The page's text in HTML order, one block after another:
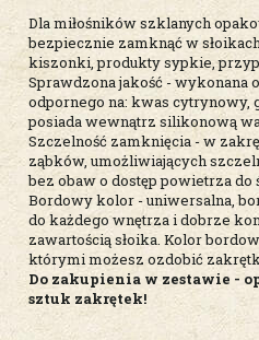
Dla miłośników szklanych
bezpiecznie zamknąć w
kiszonki, produkty sypkie,
Sprawdzona jakość - wykonana
odpornego na: kwas cytrynowy,
posiada wewnątrz silikonową
Szczelność zamknięcia - w
ząbków, umożliwiających
bez obaw o dostęp powietrza do
Bordowy kolor - uniwersalna,
do każdego wnętrza i dobrze
zawartością słoika. Kolor
którymi możesz ozdobić
Do zakupienia w zestawie -
sztuk zakrętek!